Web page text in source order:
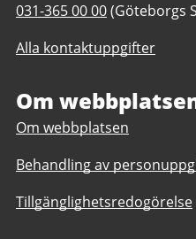
till
Kulturstöd
Telefonnummer
Kulturstöd
031-365 00 00(Göteborgs
Alla kontaktuppgifter
Om
Om webbplatsen
Behandling av
Tillgänglighetsredogörelse